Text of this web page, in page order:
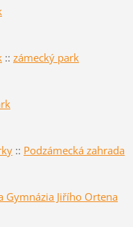
:: zámecký park
:: Podzámecká zahrada
Gymnázia Jiřího Ortena